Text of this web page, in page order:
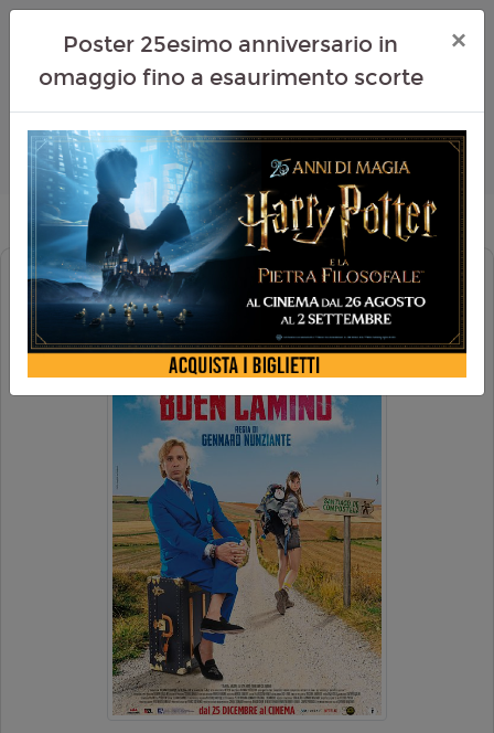
BUEN CAMINO
Poster 25esimo anniversario in
omaggio fino a esaurimento scorte
×